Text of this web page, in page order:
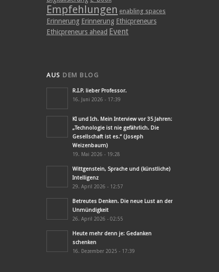
Empfehlungen enabling spaces
Erinnerung Erinnerung Ethicpreneurs
Ethicpreneurs ahead Event
AUS DEM BLOG
R.I.P. lieber Professor.
16. Juni 2026 - 17:39
KI und Ich. Mein Interview vor 35 Jahren:
„Technologie ist nie gefährlich. Die
Gesellschaft ist es.“ (Joseph
Weizenbaum)
19. Mai 2026 - 19:28
Wittgenstein, Sprache und (künstliche)
Intelligenz
29. April 2026 - 12:57
Betreutes Denken. Die neue Lust an der
Unmündigkeit
26. April 2026 - 02:55
Heute mehr denn je: Gedanken
schenken
16. Dezember 2025 - 17:39